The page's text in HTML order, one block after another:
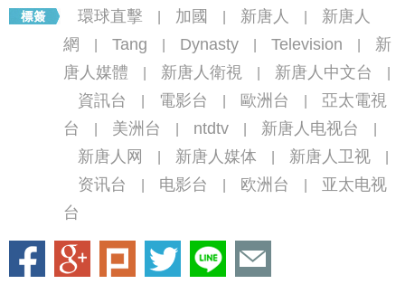
環球直擊 加國 新唐人
新唐人
網
Tang Dynasty Television
新
唐人媒體
新唐人衛視 新唐人中文台
資訊台 電影台 歐洲台
亞太電視
台
美洲台 ntdtv 新唐人电视台
新唐人网 新唐人媒体 新唐人卫视
资讯台 电影台 欧洲台
亚太电视
台